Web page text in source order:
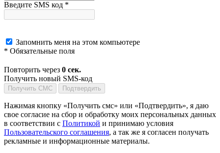
Введите SMS код *
Запомнить меня на этом компьютере
* Обязательные поля
Повторить через 0 сек.
Получить новый SMS-код
Получить СМС Подтвердить
Нажимая кнопку «Получить смс» или «Подтвердить», я даю
свое согласие на сбор и обработку моих персональных данных
в соответствии с Политикой и принимаю условия
Пользовательского соглашения, а так же я согласен получать
рекламные и информационные материалы.